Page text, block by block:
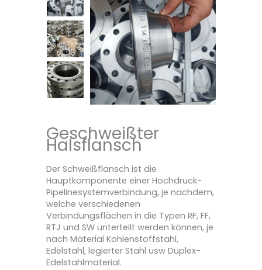
Geschweißter
Halsflansch
Der Schweißflansch ist die
Hauptkomponente einer Hochdruck-
Pipelinesystemverbindung, je nachdem,
welche verschiedenen
Verbindungsflächen in die Typen RF, FF,
RTJ und SW unterteilt werden können, je
nach Material Kohlenstoffstahl,
Edelstahl, legierter Stahl usw Duplex-
Edelstahlmaterial.